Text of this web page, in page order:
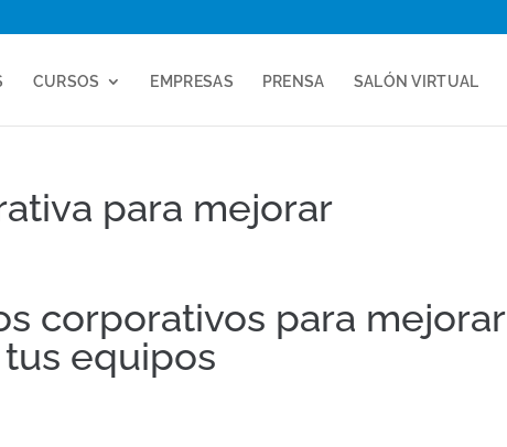
CURSOS EMPRESAS PRENSA SALÓN VIRTUAL
para mejorar
corporativos para mejorar
equipos